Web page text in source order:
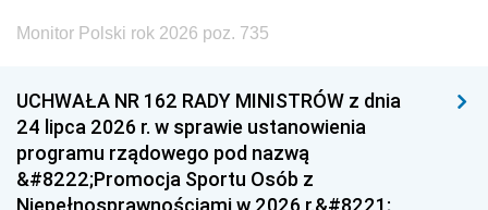
Monitor Polski rok 2026 poz. 735
UCHWAŁA NR 162 RADY MINISTRÓW z dnia
24 lipca 2026 r. w sprawie ustanowienia
programu rządowego pod nazwą
&#8222;Promocja Sportu Osób z